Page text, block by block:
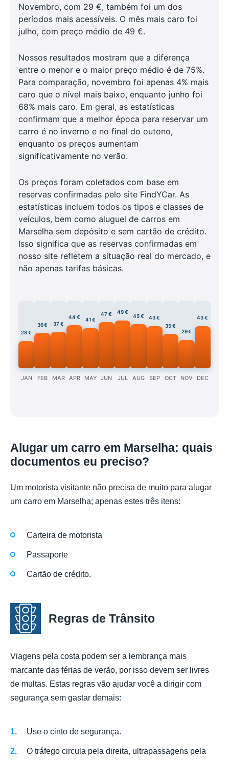
Novembro, com 29 €, também foi um dos
períodos mais acessíveis. O mês mais caro foi
julho, com preço médio de 49 €.
Nossos resultados mostram que a diferença
entre o menor e o maior preço médio é de 75%.
Para comparação, novembro foi apenas 4% mais
caro que o nível mais baixo, enquanto junho foi
68% mais caro. Em geral, as estatísticas
confirmam que a melhor época para reservar um
carro é no inverno e no final do outono,
enquanto os preços aumentam
significativamente no verão.
Os preços foram coletados com base em
reservas confirmadas pelo site FindYCar. As
estatísticas incluem todos os tipos e classes de
veículos, bem como aluguel de carros em
Marselha sem depósito e sem cartão de crédito.
Isso significa que as reservas confirmadas em
nosso site refletem a situação real do mercado, e
não apenas tarifas básicas.
28 €
JAN
36 €
FEB
37 €
MAR
44 €
APR
41 €
MAY
47 €
JUN
49 €
JUL
45 €
AUG
43 €
SEP
35 €
OCT
29 €
NOV
43 €
DEC
Alugar um carro em Marselha: quais
documentos eu preciso?
Um motorista visitante não precisa de muito para alugar
um carro em Marselha; apenas estes três itens:
Carteira de motorista
Passaporte
Cartão de crédito.
Regras de Trânsito
Viagens pela costa podem ser a lembrança mais
marcante das férias de verão, por isso devem ser livres
de multas. Estas regras vão ajudar você a dirigir com
segurança sem gastar demais:
Use o cinto de segurança.
O tráfego circula pela direita, ultrapassagens pela